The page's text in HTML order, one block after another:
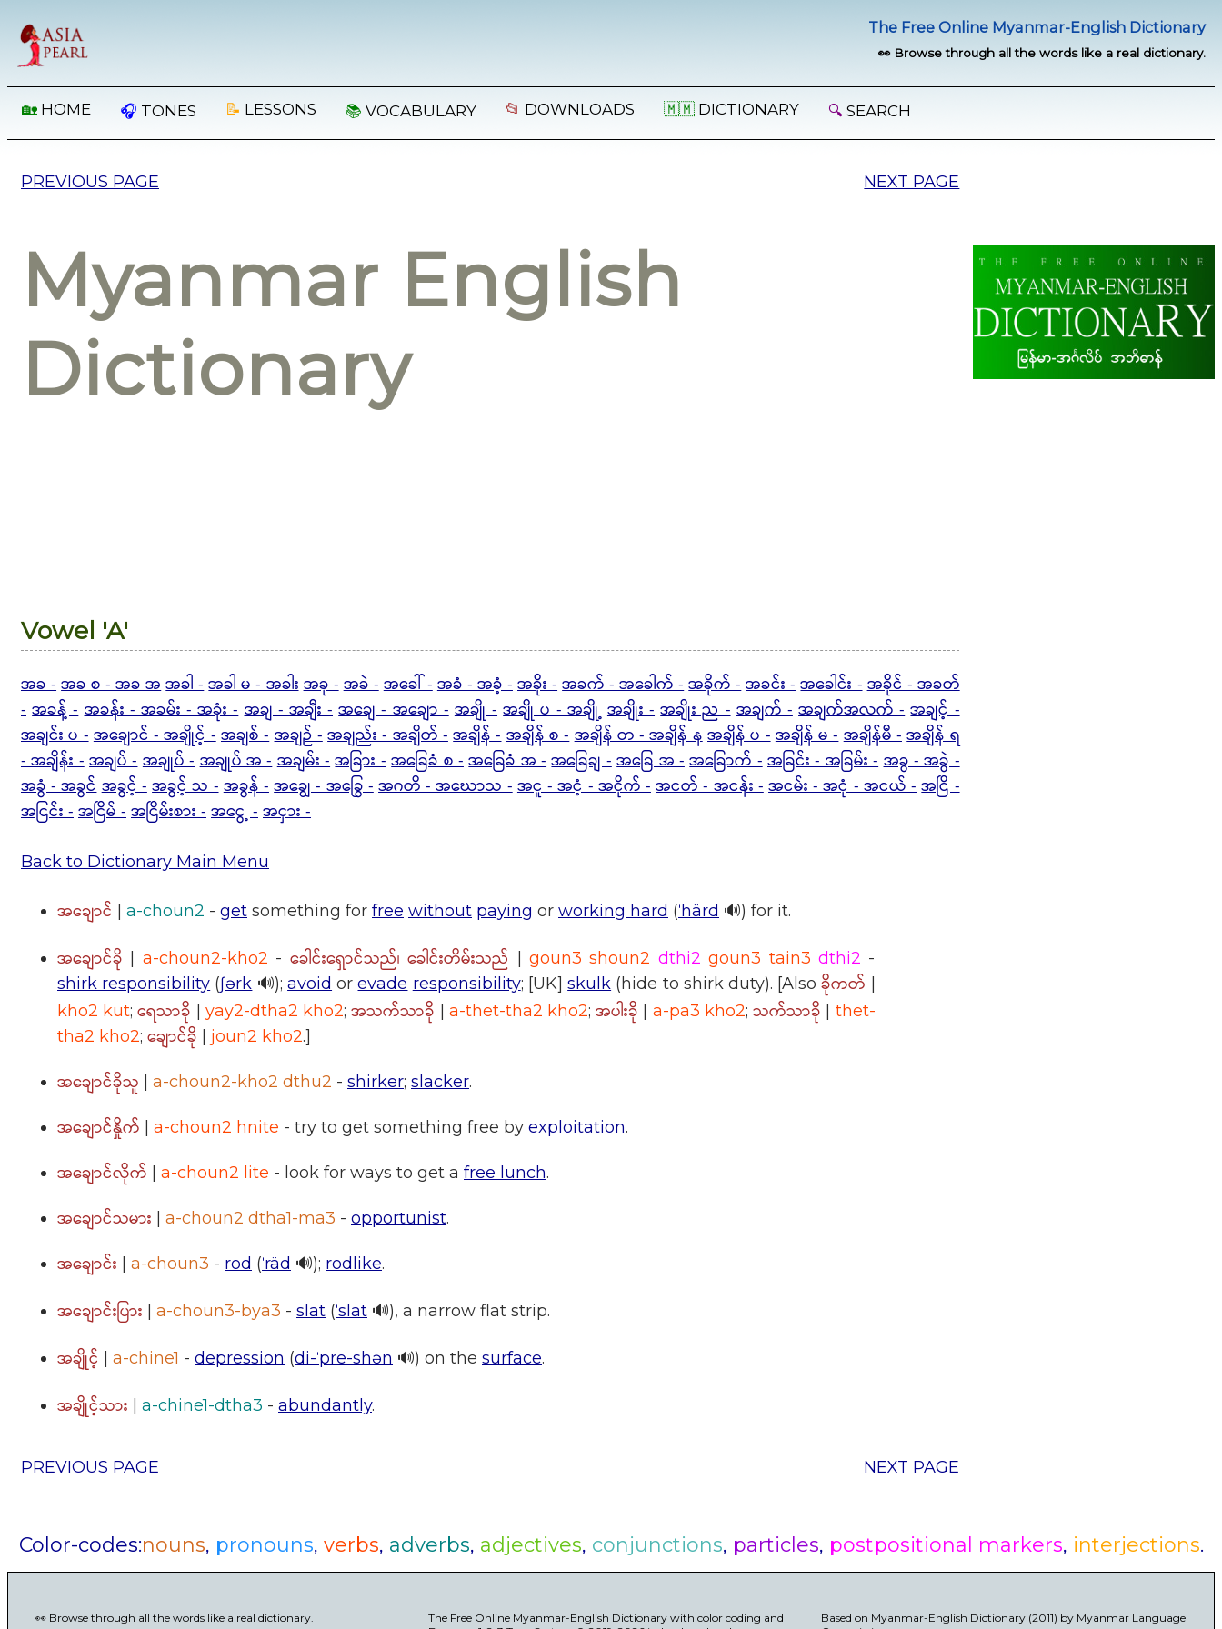
The Free Online Myanmar-English Dictionary
👀 Browse through all the words like a real dictionary.
🏡 HOME 🎧 TONES 📝 LESSONS 📚 VOCABULARY 📂 DOWNLOADS 🇲🇲 DICTIONARY 🔍 SEARCH
PREVIOUS PAGE NEXT PAGE
Myanmar English
Dictionary
Vowel 'A'
အခ -အခ စ - အခ အအခါ -အခါ မ - အခါးအခု -အခဲ -အခေါ် -အခံ - အခံ့ -အခိုး -အခက် - အခေါက် -အခိုက် -အခင်း -အခေါင်း -အခိုင် - အခတ်
- အခန့် - အခန်း - အခမ်း - အခုံး - အချ - အချီး - အချေ - အချော - အချို - အချို ပ - အချို့ အချိုး - အချိုး ည - အချက် - အချက်အလက် - အချင့် -
အချင်း ပ -အချောင် - အချိုင့် -အချစ် -အချဉ် -အချည်း - အချိတ် -အချိန် -အချိန် စ -အချိန် တ - အချိန် နအချိန် ပ -အချိန် မ -အချိန်မီ -အချိန် ရ
- အချိန်း -အချပ် -အချုပ် -အချုပ် အ -အချမ်း -အခြား -အခြေခံ စ -အခြေခံ အ -အခြေချ -အခြေ အ -အခြောက် -အခြင်း - အခြမ်း -အခွ - အခွဲ -
အခွံ - အခွင်အခွင့် -အခွင့် သ -အခွန် -အချွေ - အခြွေ -အဂတိ - အဃောသ -အငူ - အငံ့ - အငိုက် -အငတ် - အငန်း -အငမ်း - အငုံ - အငယ် -အငြိ -
အငြင်း -အငြိမ် -အငြိမ်းစား -အငွေ့ -အငှား -
Back to Dictionary Main Menu
အချောင် | a-choun2 - get something for free without paying or working hard (ˈhärd 🔊) for it.
အချောင်ခို | a-choun2-kho2 - ခေါင်းရှောင်သည်၊ ခေါင်းတိမ်းသည် | goun3 shoun2 dthi2 goun3 tain3 dthi2 -
shirk responsibility (ʃərk 🔊);avoid orevade responsibility; [UK]skulk (hide to shirk duty). [Alsoခိုကတ် |
kho2 kut;ရေသာခို | yay2-dtha2 kho2;အသက်သာခို | a-thet-tha2 kho2;အပါးခို | a-pa3 kho2;သက်သာခို | thet-
tha2 kho2; ချောင်ခို | joun2 kho2.]
အချောင်ခိုသူ | a-choun2-kho2 dthu2 - shirker; slacker.
အချောင်နှိုက် | a-choun2 hnite - try to get something free by exploitation.
အချောင်လိုက် | a-choun2 lite - look for ways to get a free lunch.
အချောင်သမား | a-choun2 dtha1-ma3 - opportunist.
အချောင်း | a-choun3 - rod (ˈräd 🔊); rodlike.
အချောင်းပြား | a-choun3-bya3 - slat (ˈslat 🔊), a narrow flat strip.
အချိုင့် | a-chine1 - depression (di-ˈpre-shən 🔊) on the surface.
အချိုင့်သား | a-chine1-dtha3 - abundantly.
PREVIOUS PAGE NEXT PAGE
Color-codes:nouns, pronouns, verbs, adverbs, adjectives, conjunctions, particles, postpositional markers, interjections.
👀 Browse through all the words like a real dictionary.
The Free Online Myanmar-English Dictionary with color coding and
Based on Myanmar-English Dictionary (2011) by Myanmar Language